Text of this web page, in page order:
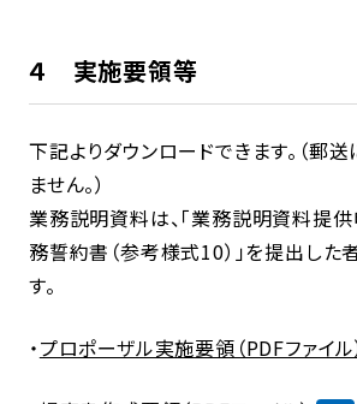
４ 実施要領等
下記よりダウンロードできます。（郵
ません。）
業務説明資料は、「業務説明資料提
務誓約書（参考様式10）」を提出した
す。
・プロポーザル実施要領（PDFファイル